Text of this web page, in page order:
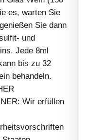
es, warten Sie
Sie dann
und
Jede 8ml
bis zu 32
behandeln.
Wir erfüllen